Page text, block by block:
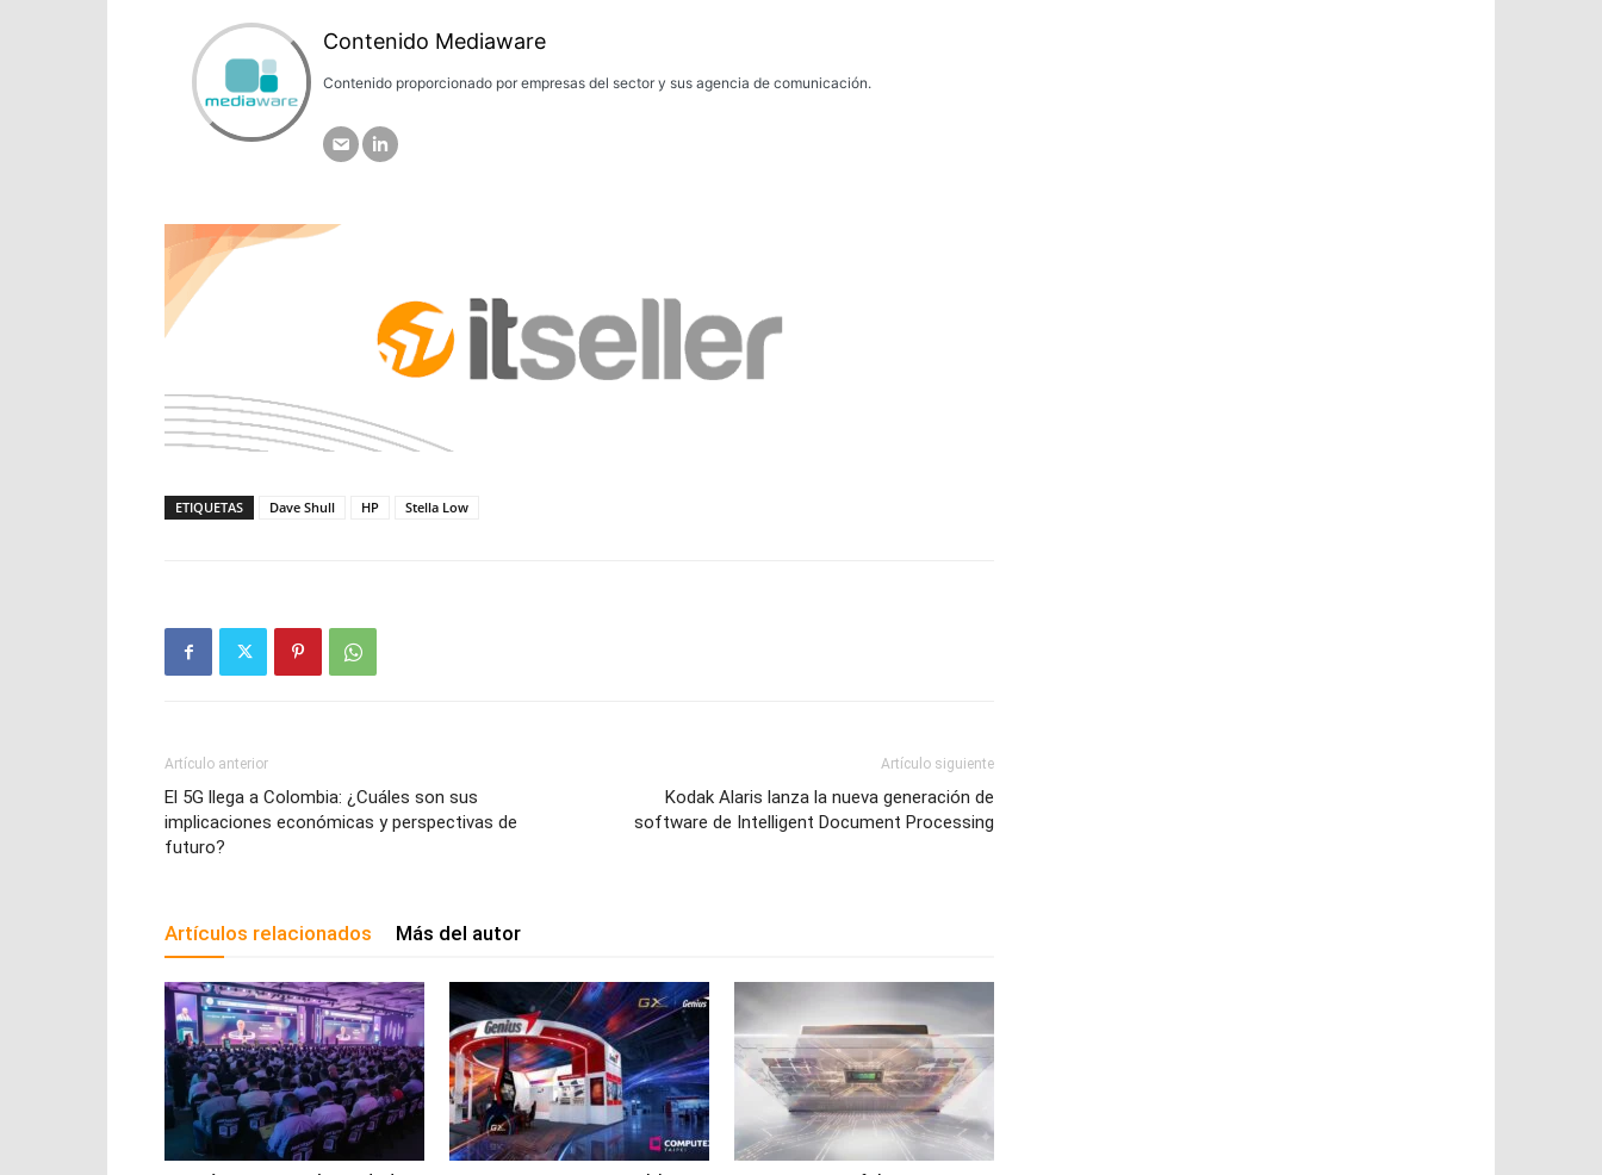
Contenido Mediaware
Contenido proporcionado por empresas del sector y sus agencia de comunicación.
ETIQUETAS Dave Shull HP Stella Low
Artículo anterior
El 5G llega a Colombia: ¿Cuáles son sus
implicaciones económicas y perspectivas de
futuro?
Artículo siguiente
Kodak Alaris lanza la nueva generación de
software de Intelligent Document Processing
Artículos relacionados Más del autor